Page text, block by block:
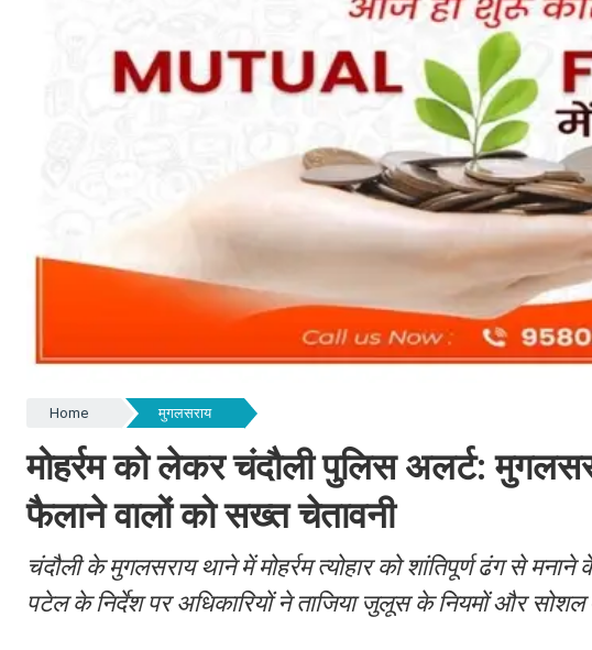
Home मुगलसराय
मोहर्रम को लेकर चंदौली पुलिस अलर्ट:
फैलाने वालों को सख्त चेतावनी
चंदौली के मुगलसराय थाने में मोहर्रम त्योहार को शांतिपूर्ण ढंग से
पटेल के निर्देश पर अधिकारियों ने ताजिया जुलूस के नियमों और सोशल